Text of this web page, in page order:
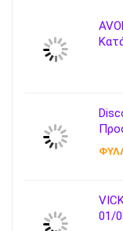
01/